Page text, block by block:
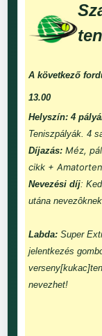
A következő
13.00
Helyszín: 4
Teniszpályák. 4
Díjazás: Méz,
cikk +
Nevezési díj:
utána
Labda: Super
jelentkezés
nevezhet!